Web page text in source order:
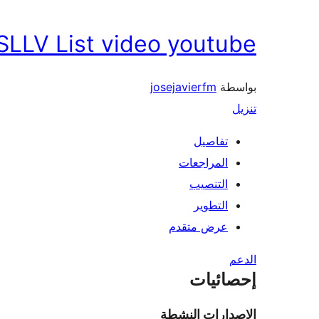
List video youtube
بواسطة josejavierfm
تنزيل
تفاصيل
المراجعات
التنصيب
التطوير
عرض متقدم
الدعم
إحصائيات
الإصدارات النشطة